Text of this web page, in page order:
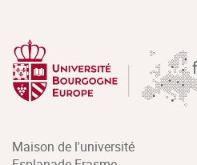
Maison de l'université